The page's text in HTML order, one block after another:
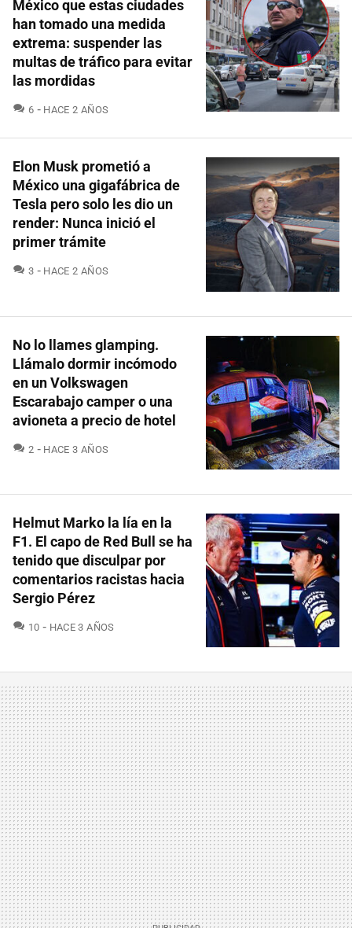
México que estas ciudades
han tomado una medida
extrema: suspender las
multas de tráfico para evitar
las mordidas
6 COMENTARIOS
HACE 2 AÑOS
Elon Musk prometió a
México una gigafábrica de
Tesla pero solo les dio un
render: Nunca inició el
primer trámite
3 COMENTARIOS
HACE 2 AÑOS
No lo llames glamping.
Llámalo dormir incómodo
en un Volkswagen
Escarabajo camper o una
avioneta a precio de hotel
2 COMENTARIOS
HACE 3 AÑOS
Helmut Marko la lía en la
F1. El capo de Red Bull se ha
tenido que disculpar por
comentarios racistas hacia
Sergio Pérez
10 COMENTARIOS
HACE 3 AÑOS